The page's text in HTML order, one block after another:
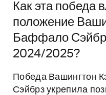
Как эта победа
положение
Баффало
2024/2025?
Победа Вашингтон
Сэйбрз укрепила